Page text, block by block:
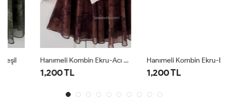
Hanımeli Kombin Ekru-Acı Kahve Ekru
1,200 TL
Hanımeli Kombin Ekru-Bordo Ekru Bordo
1,200 TL